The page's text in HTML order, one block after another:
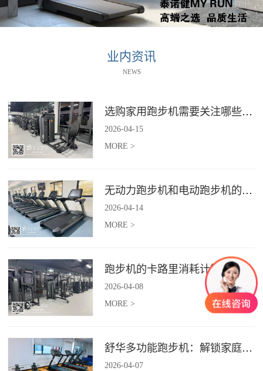
业内资讯
NEWS
选购家用跑步机需要关注哪些核心参数？
2026-04-15
MORE >
无动力跑步机和电动跑步机的区别是什么？
2026-04-14
MORE >
跑步机的卡路里消耗计算准确吗？
2026-04-08
MORE >
舒华多功能跑步机：解锁家庭健身新体验（体楷体育）
2026-04-07